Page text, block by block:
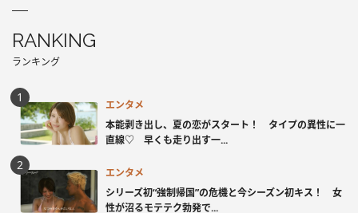
RANKING
ランキング
エンタメ
本能剥き出し、夏の恋がスタート！ タイプの異性に一
直線♡ 早くも走り出す一...
エンタメ
シリーズ初“強制帰国”の危機と今シーズン初キス！ 女
性が沼るモテテク勃発で...